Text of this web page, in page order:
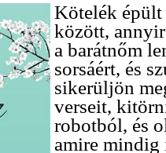
Kötelék épült
között,
a barátnőm
sorsáért, és
sikerüljön
verseit,
robotból, és
amire